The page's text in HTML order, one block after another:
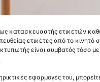
ως κατασκευαστής ετικετών
ετικέτες από το
είναι συμβατός τόσο
εφαρμογές του,